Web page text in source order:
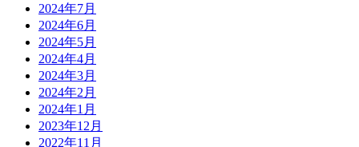
2024年7月
2024年6月
2024年5月
2024年4月
2024年3月
2024年2月
2024年1月
2023年12月
2022年11月